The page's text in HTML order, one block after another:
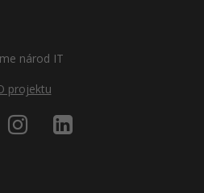
národ IT
projektu